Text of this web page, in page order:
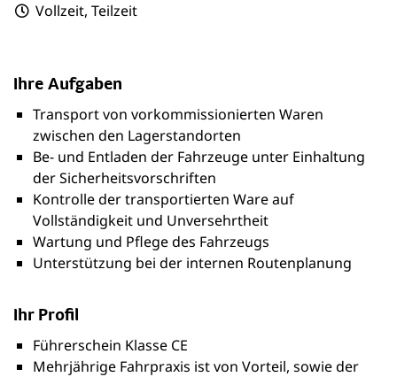
Vollzeit, Teilzeit
Ihre Aufgaben
Transport von vorkommissionierten Waren
zwischen den Lagerstandorten
Be- und Entladen der Fahrzeuge unter Einhaltung
der Sicherheitsvorschriften
Kontrolle der transportierten Ware auf
Vollständigkeit und Unversehrtheit
Wartung und Pflege des Fahrzeugs
Unterstützung bei der internen Routenplanung
Ihr Profil
Führerschein Klasse CE
Mehrjährige Fahrpraxis ist von Vorteil, sowie der